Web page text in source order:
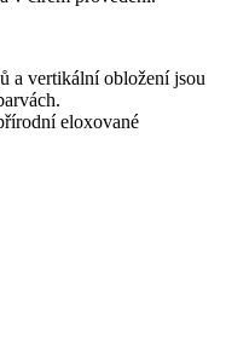
a vertikální obložení jsou
eloxované